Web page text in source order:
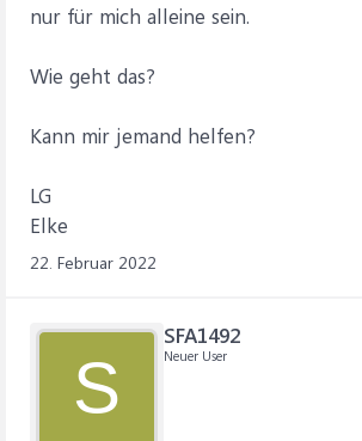
nur für mich alleine sein.
Wie geht das?
Kann mir jemand helfen?
LG
Elke
22. Februar 2022
S
SFA1492
Neuer User